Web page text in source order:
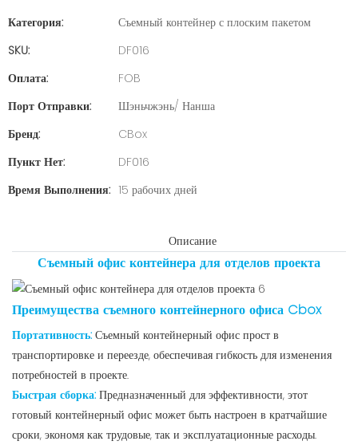
Категория:
Съемный контейнер с плоским пакетом
SKU:
DF016
Оплата:
FOB
Порт Отправки:
Шэньчжэнь/ Нанша
Бренд:
CBox
Пункт Нет:
DF016
Время Выполнения: 15 рабочих дней
Описание
Съемный офис контейнера для отделов проекта
Преимущества съемного контейнерного офиса Cbox
Портативность: Съемный контейнерный офис прост в
транспортировке и переезде, обеспечивая гибкость для изменения
потребностей в проекте.
Быстрая сборка: Предназначенный для эффективности, этот
готовый контейнерный офис может быть настроен в кратчайшие
сроки, экономя как трудовые, так и эксплуатационные расходы.